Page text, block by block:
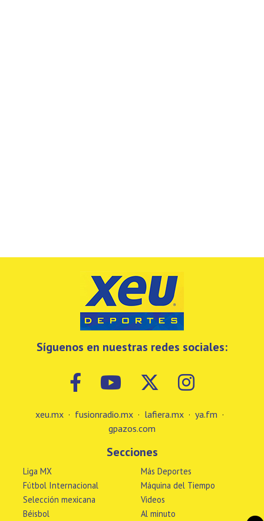
Síguenos en nuestras redes sociales:
xeu.mx · fusionradio.mx · lafiera.mx · ya.fm ·
gpazos.com
Secciones
Liga MX
Fútbol Internacional
Selección mexicana
Béisbol
Más Deportes
Máquina del Tiempo
Videos
Al minuto